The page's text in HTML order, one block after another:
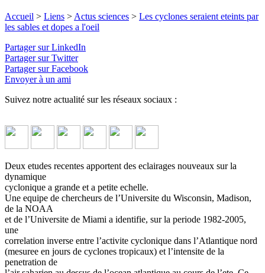
Accueil > Liens > Actus sciences > Les cyclones seraient eteints par
les sables et dopes a l'oeil
Partager sur LinkedIn
Partager sur Twitter
Partager sur Facebook
Envoyer à un ami
Suivez notre actualité sur les réseaux sociaux :
Deux etudes recentes apportent des eclairages nouveaux sur la
dynamique
cyclonique a grande et a petite echelle.
Une equipe de chercheurs de l’Universite du Wisconsin, Madison,
de la NOAA
et de l’Universite de Miami a identifie, sur la periode 1982-2005,
une
correlation inverse entre l’activite cyclonique dans l’Atlantique nord
(mesuree en jours de cyclones tropicaux) et l’intensite de la
penetration de